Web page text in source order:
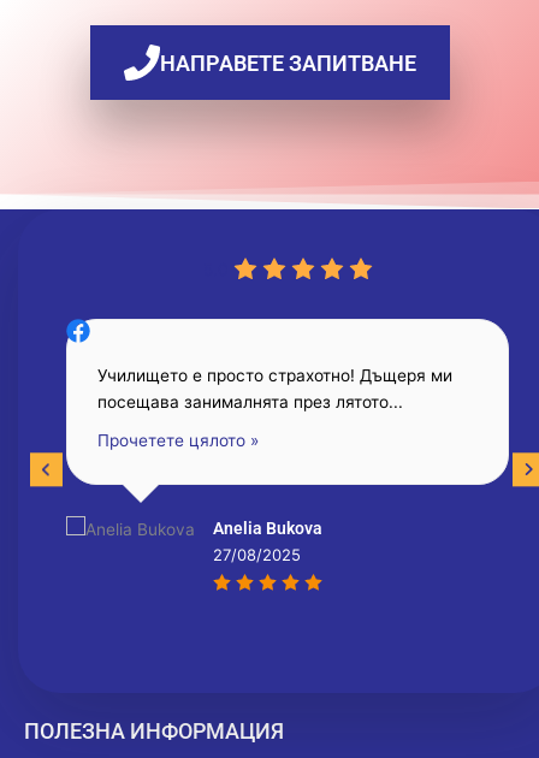
НАПРАВЕТЕ ЗАПИТВАНЕ
Anelia Bukova
27/08/2025
Училището е просто страхотно! Дъщеря ми
посещава занималнята през лятото...
Прочетете цялото »
ПОЛЕЗНА ИНФОРМАЦИЯ